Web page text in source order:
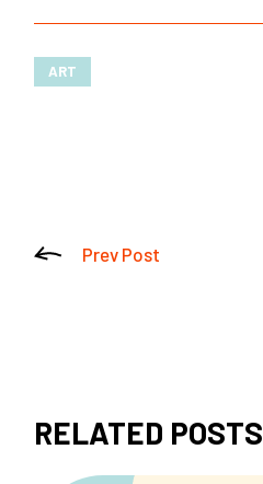
ART
Prev Post
RELATED POSTS